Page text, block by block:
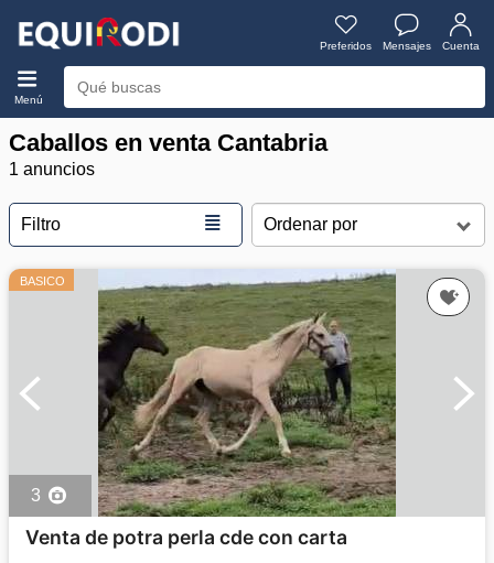
Preferidos Mensajes Cuenta
Menú
Caballos en venta Cantabria
1 anuncios
Filtro ≣
BASICO
3
Venta de potra perla cde con carta